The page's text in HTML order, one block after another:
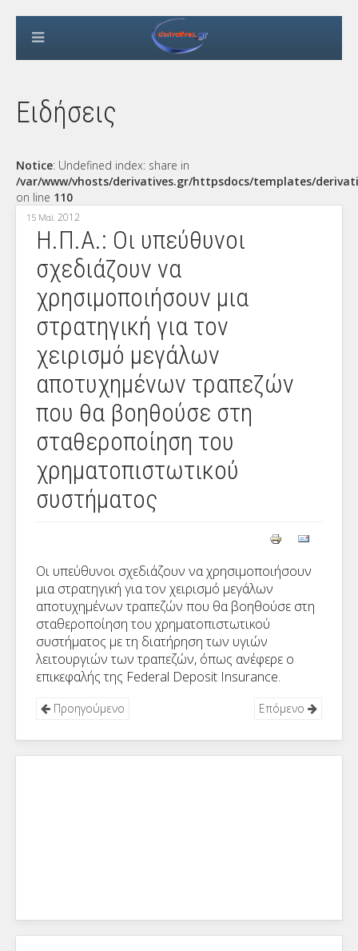
Ειδήσεις
Notice: Undefined index: share in
/var/www/vhosts/derivatives.gr/httpsdocs/templates/
on line 110
15 Μαϊ 2012
H.Π.Α.: Οι υπεύθυνοι
σχεδιάζουν να
χρησιμοποιήσουν μια
στρατηγική για τον
χειρισμό μεγάλων
αποτυχημένων τραπεζών
που θα βοηθούσε στη
σταθεροποίηση του
χρηματοπιστωτικού
συστήματος
Οι υπεύθυνοι σχεδιάζουν να χρησιμοποιήσουν
μια στρατηγική για τον χειρισμό μεγάλων
αποτυχημένων τραπεζών που θα βοηθούσε στη
σταθεροποίηση του χρηματοπιστωτικού
συστήματος με τη διατήρηση των υγιών
λειτουργιών των τραπεζών, όπως ανέφερε ο
επικεφαλής της Federal Deposit Insurance.
Προηγούμενο Επόμενο